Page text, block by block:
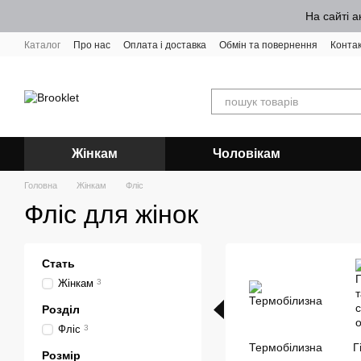
На сайті
Каталог Про нас Оплата і доставка Обмін та повернення
Жінкам Чоловікам
Головна Жінкам Фліс
Фліс для жінок
Термобілизна
Стать
Жінкам 3
Розділ
Фліс 3
Розмір